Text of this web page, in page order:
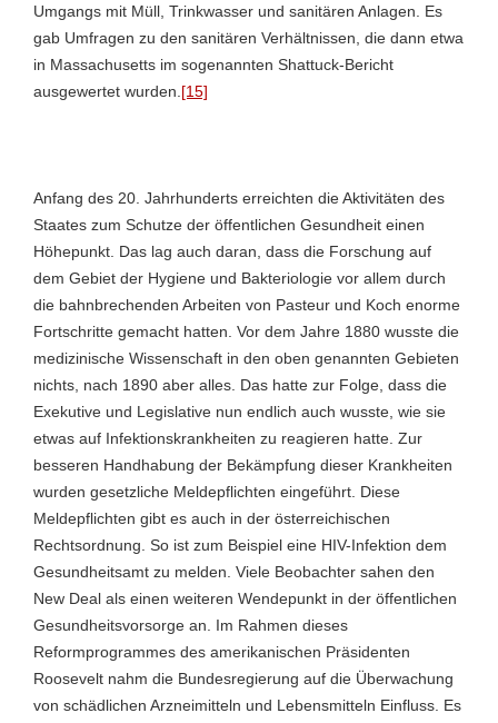
Umgangs mit Müll, Trinkwasser und sanitären Anlagen. Es
gab Umfragen zu den sanitären Verhältnissen, die dann etwa
in Massachusetts im sogenannten Shattuck-Bericht
ausgewertet wurden. [15]
Anfang des 20. Jahrhunderts erreichten die Aktivitäten des
Staates zum Schutze der öffentlichen Gesundheit einen
Höhepunkt. Das lag auch daran, dass die Forschung auf
dem Gebiet der Hygiene und Bakteriologie vor allem durch
die bahnbrechenden Arbeiten von Pasteur und Koch enorme
Fortschritte gemacht hatten. Vor dem Jahre 1880 wusste die
medizinische Wissenschaft in den oben genannten Gebieten
nichts, nach 1890 aber alles. Das hatte zur Folge, dass die
Exekutive und Legislative nun endlich auch wusste, wie sie
etwas auf Infektionskrankheiten zu reagieren hatte. Zur
besseren Handhabung der Bekämpfung dieser Krankheiten
wurden gesetzliche Meldepflichten eingeführt. Diese
Meldepflichten gibt es auch in der österreichischen
Rechtsordnung. So ist zum Beispiel eine HIV-Infektion dem
Gesundheitsamt zu melden. Viele Beobachter sahen den
New Deal als einen weiteren Wendepunkt in der öffentlichen
Gesundheitsvorsorge an. Im Rahmen dieses
Reformprogrammes des amerikanischen Präsidenten
Roosevelt nahm die Bundesregierung auf die Überwachung
von schädlichen Arzneimitteln und Lebensmitteln Einfluss. Es